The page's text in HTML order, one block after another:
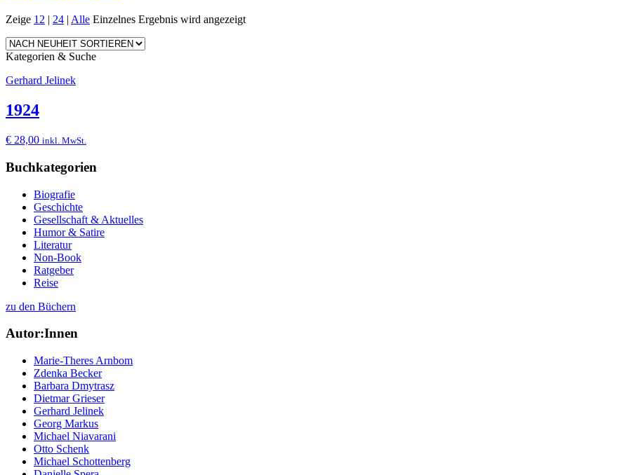
Zeige 12 | 24 | Alle Einzelnes Ergebnis wird angezeigt
Kategorien & Suche
Gerhard Jelinek
1924
€ 28,00 inkl. MwSt.
Buchkategorien
Biografie
Geschichte
Gesellschaft & Aktuelles
Humor & Satire
Literatur
Non-Book
Ratgeber
Reise
zu den Büchern
Autor:Innen
Marie-Theres Arnbom
Zdenka Becker
Barbara Dmytrasz
Dietmar Grieser
Gerhard Jelinek
Georg Markus
Michael Niavarani
Otto Schenk
Michael Schottenberg